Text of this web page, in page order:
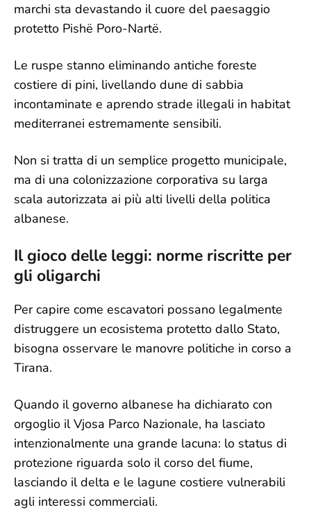
marchi sta devastando il cuore del paesaggio
protetto Pishë Poro-Nartë.
Le ruspe stanno eliminando antiche foreste
costiere di pini, livellando dune di sabbia
incontaminate e aprendo strade illegali in habitat
mediterranei estremamente sensibili.
Non si tratta di un semplice progetto municipale,
ma di una colonizzazione corporativa su larga
scala autorizzata ai più alti livelli della politica
albanese.
Il gioco delle leggi: norme riscritte per
gli oligarchi
Per capire come escavatori possano legalmente
distruggere un ecosistema protetto dallo Stato,
bisogna osservare le manovre politiche in corso a
Tirana.
Quando il governo albanese ha dichiarato con
orgoglio il Vjosa Parco Nazionale, ha lasciato
intenzionalmente una grande lacuna: lo status di
protezione riguarda solo il corso del fiume,
lasciando il delta e le lagune costiere vulnerabili
agli interessi commerciali.